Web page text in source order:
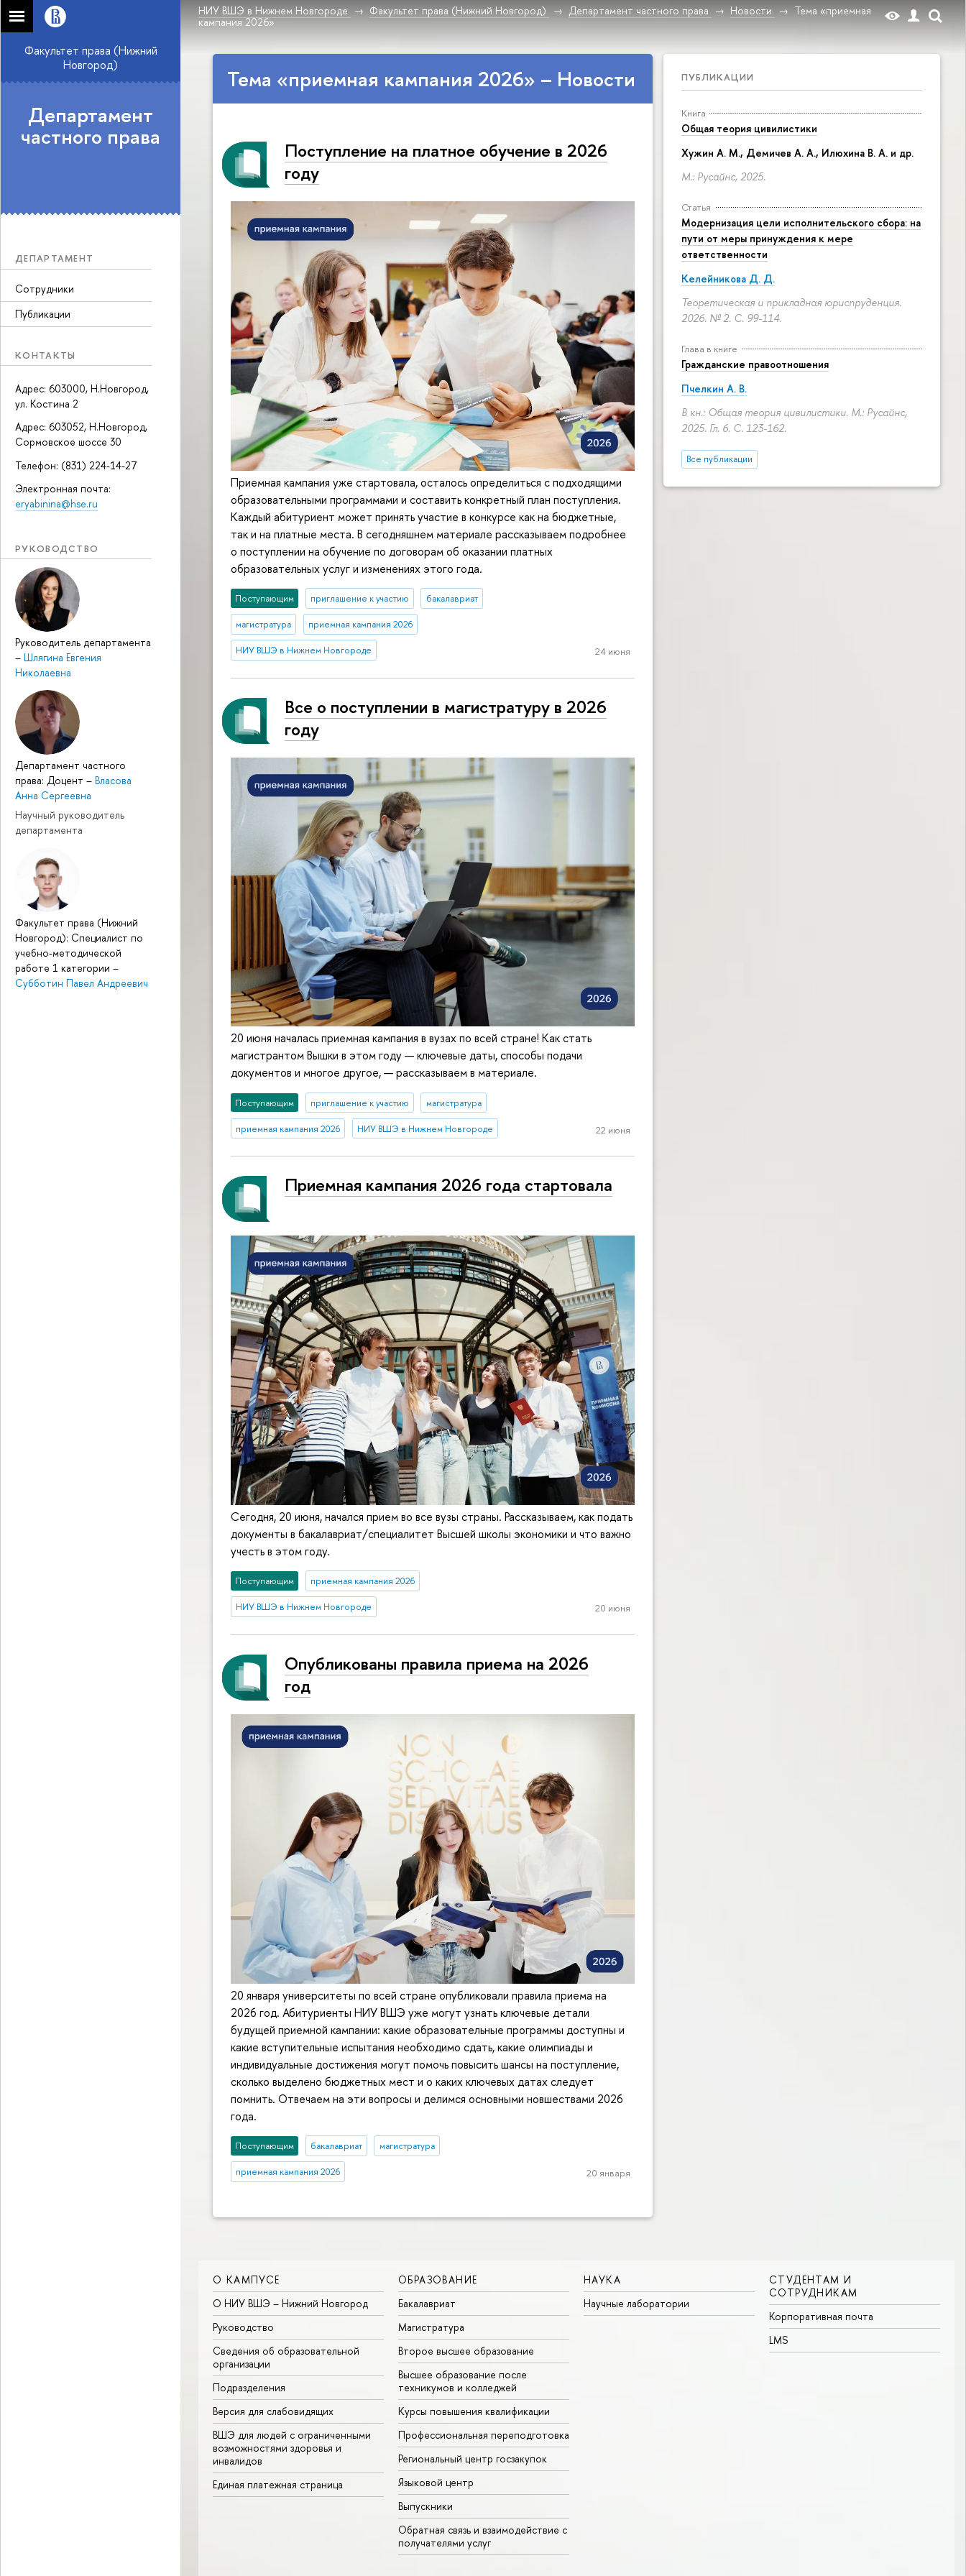
НИУ ВШЭ в Нижнем Новгороде Факультет права (Нижний Новгород) Департамент частного права Новости
Тема «приемная
кампания 2026»
Факультет права (Нижний
Новгород)
Департамент
частного права
ДЕПАРТАМЕНТ
Сотрудники
Публикации
КОНТАКТЫ
Адрес: 603000, Н.Новгород,
ул. Костина 2
Адрес: 603052, Н.Новгород,
Сормовское шоссе 30
Телефон: (831) 224-14-27
Электронная почта:
eryabinina@hse.ru
РУКОВОДСТВО
Руководитель департамента
– Шлягина Евгения
Николаевна
Департамент частного
права: Доцент – Власова
Анна Сергеевна
Научный руководитель
департамента
Факультет права (Нижний
Новгород): Специалист по
учебно-методической
работе 1 категории –
Субботин Павел Андреевич
ПУБЛИКАЦИИ
Книга
Общая теория цивилистики
Хужин А. М., Демичев А. А., Илюхина В. А. и др.
М.: Русайнс, 2025.
Статья
Модернизация цели исполнительского сбора: на
пути от меры принуждения к мере
ответственности
Келейникова Д. Д.
Теоретическая и прикладная юриспруденция.
2026. № 2. С. 99-114.
Глава в книге
Гражданские правоотношения
Пчелкин А. В.
В кн.: Общая теория цивилистики. М.: Русайнс,
2025. Гл. 6. С. 123-162.
Все публикации
Тема «приемная кампания 2026» – Новости
Поступление на платное обучение в 2026
году
Приемная кампания уже стартовала, осталось определиться с подходящими
образовательными программами и составить конкретный план поступления.
Каждый абитуриент может принять участие в конкурсе как на бюджетные,
так и на платные места. В сегодняшнем материале рассказываем подробнее
о поступлении на обучение по договорам об оказании платных
образовательных услуг и изменениях этого года.
Поступающим приглашение к участию бакалавриат
магистратура приемная кампания 2026
НИУ ВШЭ в Нижнем Новгороде 24 июня
Все о поступлении в магистратуру в 2026
году
20 июня началась приемная кампания в вузах по всей стране! Как стать
магистрантом Вышки в этом году — ключевые даты, способы подачи
документов и многое другое, — рассказываем в материале.
Поступающим приглашение к участию магистратура
приемная кампания 2026 НИУ ВШЭ в Нижнем Новгороде 22 июня
Приемная кампания 2026 года стартовала
Сегодня, 20 июня, начался прием во все вузы страны. Рассказываем, как подать
документы в бакалавриат/специалитет Высшей школы экономики и что важно
учесть в этом году.
Поступающим приемная кампания 2026
НИУ ВШЭ в Нижнем Новгороде 20 июня
Опубликованы правила приема на 2026
год
20 января университеты по всей стране опубликовали правила приема на
2026 год. Абитуриенты НИУ ВШЭ уже могут узнать ключевые детали
будущей приемной кампании: какие образовательные программы доступны и
какие вступительные испытания необходимо сдать, какие олимпиады и
индивидуальные достижения могут помочь повысить шансы на поступление,
сколько выделено бюджетных мест и о каких ключевых датах следует
помнить. Отвечаем на эти вопросы и делимся основными новшествами 2026
года.
Поступающим бакалавриат магистратура
приемная кампания 2026 20 января
О КАМПУСЕ
О НИУ ВШЭ – Нижний Новгород
Руководство
Сведения об образовательной
организации
Подразделения
Версия для слабовидящих
ВШЭ для людей с ограниченными
возможностями здоровья и
инвалидов
Единая платежная страница
ОБРАЗОВАНИЕ
Бакалавриат
Магистратура
Второе высшее образование
Высшее образование после
техникумов и колледжей
Курсы повышения квалификации
Профессиональная переподготовка
Региональный центр госзакупок
Языковой центр
Выпускники
Обратная связь и взаимодействие с
получателями услуг
НАУКА
Научные лаборатории
СТУДЕНТАМ И
СОТРУДНИКАМ
Корпоративная почта
LMS